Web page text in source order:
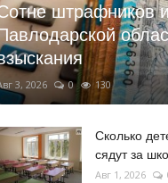
штрафников
3, 2026 0 130
Сколько
сядут за
Авг 1, 2026